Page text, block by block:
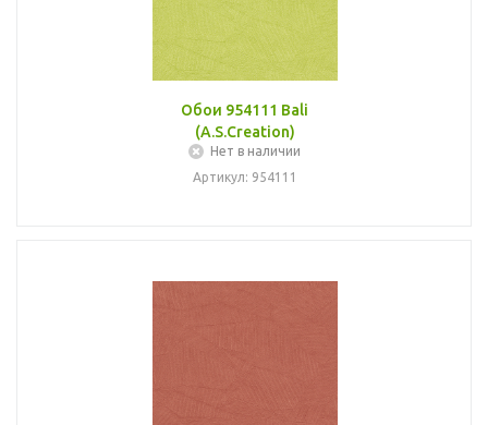
Обои 954111 Bali
(A.S.Creation)
Нет в наличии
Артикул: 954111